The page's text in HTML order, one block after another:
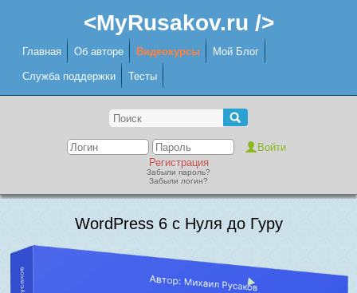
<MyRusakov.ru />
Главная Об авторе Видеокурсы Мой Блог
Служба поддержки Тесты
Регистрация
Забыли пароль?
Забыли логин?
WordPress 6 с Нуля до Гуру